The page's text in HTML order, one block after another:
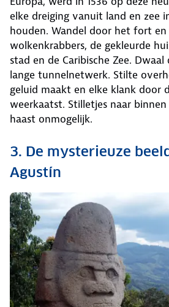
elke dreiging vanuit land en zee
houden. Wandel door het fort
wolkenkrabbers, de gekleurde
stad en de Caribische Zee.
lange tunnelnetwerk. Stilte
geluid maakt en elke klank door
weerkaatst. Stilletjes naar
haast onmogelijk.
3. De mysterieuze
Agustín